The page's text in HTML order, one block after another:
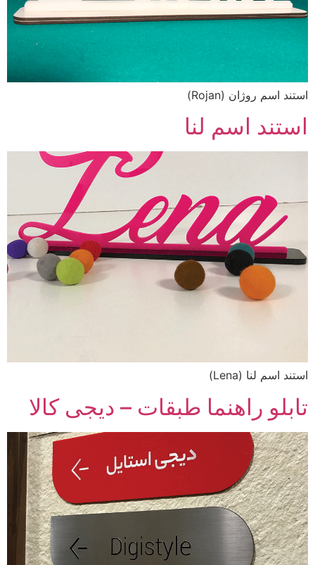
استند اسم روژان (Rojan)
استند اسم لنا
استند اسم لنا (Lena)
تابلو راهنما طبقات – دیجی کالا